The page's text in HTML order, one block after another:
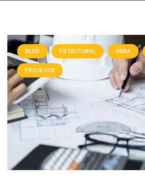
BLOG ESTRUTURAL OBRA
PROJETOS